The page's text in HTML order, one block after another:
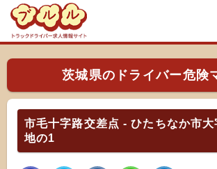
茨城県のドライバー危険
市毛十字路交差点 - ひたちなか市
地の1